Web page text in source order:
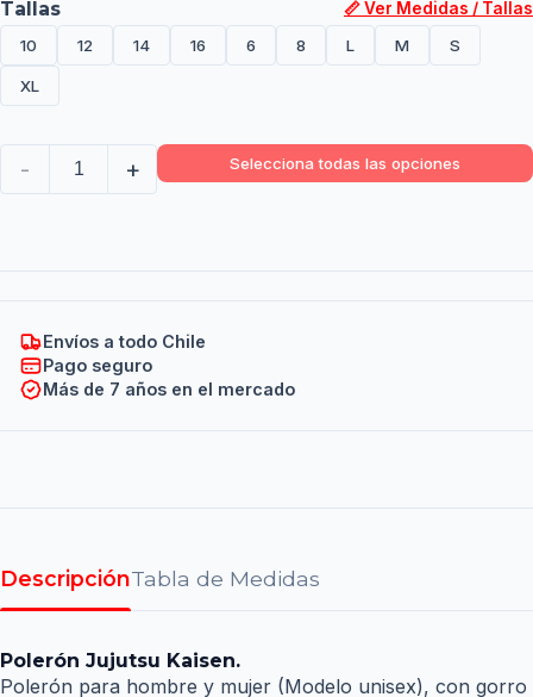
Tallas
📏 Ver Medidas / Tallas
10
12 14 16 6 8 L M S
XL
- + Selecciona todas las opciones
Envíos a todo Chile
Pago seguro
Más de 7 años en el mercado
DescripciónTabla de Medidas
Polerón Jujutsu Kaisen.
Polerón para hombre y mujer (Modelo unisex), con gorro